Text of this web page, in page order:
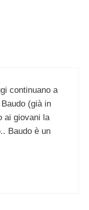
continuano a
(già in
ai giovani la
Baudo è un